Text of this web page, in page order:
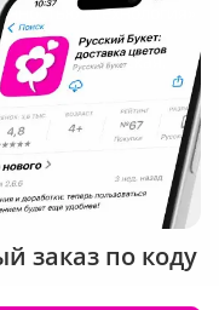
«Технология»
ул. Ипподромская,
заказ по коду